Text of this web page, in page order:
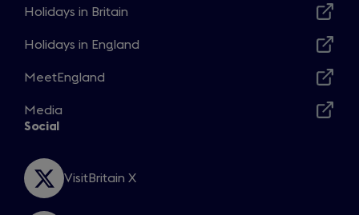
Holidays in Britain
in
new
Holidays in England
in
new
window
MeetEngland
in
a
window
Media
Opens
new
window
Social
VisitBritain X
Opens